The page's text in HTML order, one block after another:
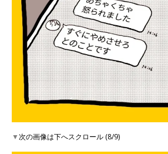
▼次の画像は下へスクロール (8/9)